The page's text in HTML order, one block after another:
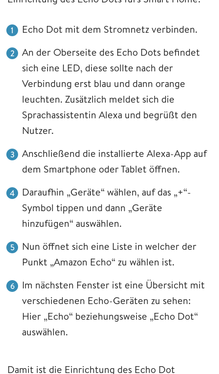
Echo Dot mit dem Stromnetz verbinden.
An der Oberseite des Echo Dots befindet
sich eine LED, diese sollte nach der
Verbindung erst blau und dann orange
leuchten. Zusätzlich meldet sich die
Sprachassistentin Alexa und begrüßt den
Nutzer.
Anschließend die installierte Alexa-App auf
dem Smartphone oder Tablet öffnen.
Daraufhin „Geräte“ wählen, auf das „+“-
Symbol tippen und dann „Geräte
hinzufügen“ auswählen.
Nun öffnet sich eine Liste in welcher der
Punkt „Amazon Echo“ zu wählen ist.
Im nächsten Fenster ist eine Übersicht mit
verschiedenen Echo-Geräten zu sehen:
Hier „Echo“ beziehungsweise „Echo Dot“
auswählen.
Damit ist die Einrichtung des Echo Dot